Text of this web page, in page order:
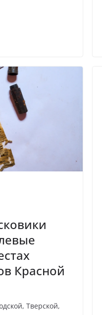
Красной
Тверской,